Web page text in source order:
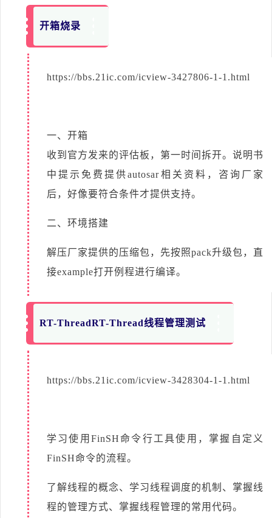
开箱烧录
https://bbs.21ic.com/icview-3427806-1-1.html
一、开箱
收到官方发来的评估板，第一时间拆开。说明书
中提示免费提供autosar相关资料，咨询厂家
后，好像要符合条件才提供支持。
二、环境搭建
解压厂家提供的压缩包，先按照pack升级包，直
接example打开例程进行编译。
RT-ThreadRT-Thread线程管理测试
https://bbs.21ic.com/icview-3428304-1-1.html
学习使用FinSH命令行工具使用，掌握自定义
FinSH命令的流程。
了解线程的概念、学习线程调度的机制、掌握线
程的管理方式、掌握线程管理的常用代码。